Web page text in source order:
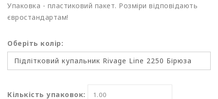
Упаковка - пластиковий пакет. Розміри відповідають
євростандартам!
Оберіть колір:
Кількість упаковок: